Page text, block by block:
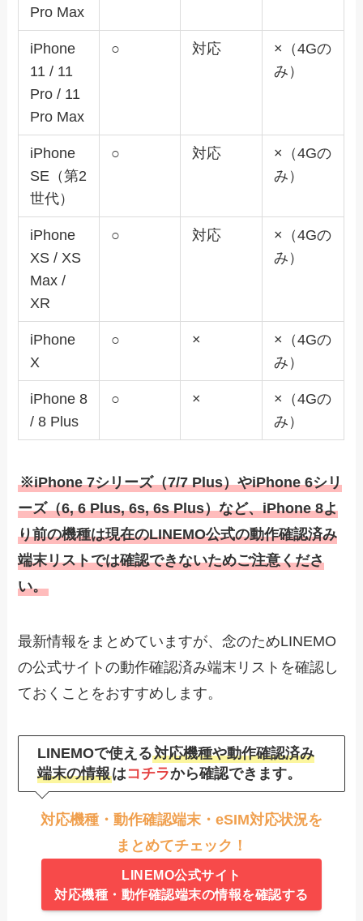
Pro Max
iPhone
11 / 11
Pro / 11
Pro Max
○ 対応
×（4Gの
み）
iPhone
SE（第2
世代）
○ 対応
×（4Gの
み）
iPhone
XS / XS
Max /
XR
○ 対応
×（4Gの
み）
iPhone
X
○ ×
×（4Gの
み）
iPhone 8
/ 8 Plus
○ ×
×（4Gの
み）
※iPhone 7シリーズ（7/7 Plus）やiPhone 6シリ
ーズ（6, 6 Plus, 6s, 6s Plus）など、iPhone 8よ
り前の機種は現在のLINEMO公式の動作確認済み
端末リストでは確認できないためご注意くださ
い。
最新情報をまとめていますが、念のためLINEMO
の公式サイトの動作確認済み端末リストを確認し
ておくことをおすすめします。
LINEMOで使える対応機種や動作確認済み
端末の情報はコチラから確認できます。
対応機種・動作確認端末・eSIM対応状況を
まとめてチェック！
LINEMO公式サイト
対応機種・動作確認端末の情報を確認する